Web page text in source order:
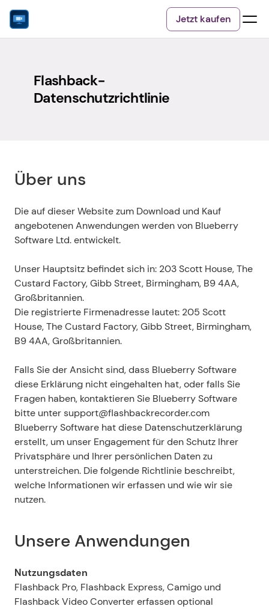
Jetzt kaufen
Flashback-
Datenschutzrichtlinie
Über uns
Die auf dieser Website zum Download und Kauf
angebotenen Anwendungen werden von Blueberry
Software Ltd. entwickelt.
Unser Hauptsitz befindet sich in: 203 Scott House, The
Custard Factory, Gibb Street, Birmingham, B9 4AA,
Großbritannien.
Die registrierte Firmenadresse lautet: 205 Scott
House, The Custard Factory, Gibb Street, Birmingham,
B9 4AA, Großbritannien.
Falls Sie der Ansicht sind, dass Blueberry Software
diese Erklärung nicht eingehalten hat, oder falls Sie
Fragen haben, kontaktieren Sie Blueberry Software
bitte unter support@flashbackrecorder.com
Blueberry Software hat diese Datenschutzerklärung
erstellt, um unser Engagement für den Schutz Ihrer
Privatsphäre und Ihrer persönlichen Daten zu
unterstreichen. Die folgende Richtlinie beschreibt,
welche Informationen wir erfassen und wie wir sie
nutzen.
Unsere Anwendungen
Nutzungsdaten
Flashback Pro, Flashback Express, Camigo und
Flashback Video Converter erfassen optional